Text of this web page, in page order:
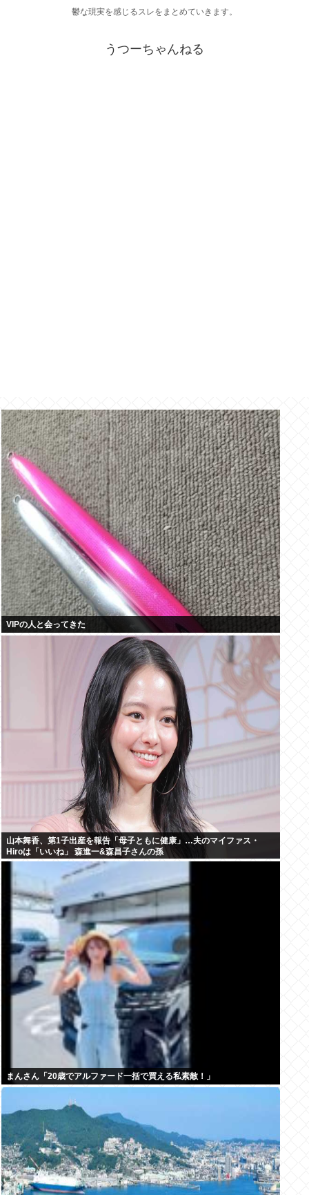
鬱な現実を感じるスレをまとめていきます。
うつーちゃんねる
VIPの人と会ってきた
山本舞香、第1子出産を報告「母子ともに健康」…夫のマイファス・
Hiroは「いいね」 森進一&森昌子さんの孫
まんさん「20歳でアルファード一括で買える私素敵！」